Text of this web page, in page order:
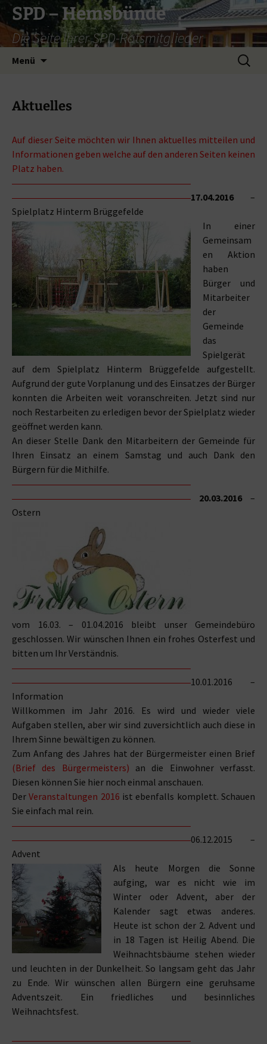
Zum
Inhalt
springen
SPD – Hemsbünde
Die Seite Ihrer SPD-Ratsmitglieder
Menü
Suche
nach:
Aktuelles
Auf dieser Seite möchten wir Ihnen aktuelles mitteilen und
Informationen geben welche auf den anderen Seiten keinen
Platz haben.
17.04.2016–
Spielplatz Hinterm Brüggefelde
In einer
Gemeinsam
en Aktion
haben
Bürger und
Mitarbeiter
der
Gemeinde
das
Spielgerät
auf dem Spielplatz Hinterm Brüggefelde aufgestellt.
Aufgrund der gute Vorplanung und des Einsatzes der Bürger
konnten die Arbeiten weit voranschreiten. Jetzt sind nur
noch Restarbeiten zu erledigen bevor der Spielplatz wieder
geöffnet werden kann.
An dieser Stelle Dank den Mitarbeitern der Gemeinde für
Ihren Einsatz an einem Samstag und auch Dank den
Bürgern für die Mithilfe.
20.03.2016–
Ostern
vom 16.03. – 01.04.2016 bleibt unser Gemeindebüro
geschlossen. Wir wünschen Ihnen ein frohes Osterfest und
bitten um Ihr Verständnis.
10.01.2016 –
Information
Willkommen im Jahr 2016. Es wird und wieder viele
Aufgaben stellen, aber wir sind zuversichtlich auch diese in
Ihrem Sinne bewältigen zu können.
Zum Anfang des Jahres hat der Bürgermeister einen Brief
(Brief des Bürgermeisters) an die Einwohner verfasst.
Diesen können Sie hier noch einmal anschauen.
DerVeranstaltungen 2016 ist ebenfalls komplett. Schauen
Sie einfach mal rein.
06.12.2015 –
Advent
Als heute Morgen die Sonne
aufging, war es nicht wie im
Winter oder Advent, aber der
Kalender sagt etwas anderes.
Heute ist schon der 2. Advent und
in 18 Tagen ist Heilig Abend. Die
Weihnachtsbäume stehen wieder
und leuchten in der Dunkelheit. So langsam geht das Jahr
zu Ende. Wir wünschen allen Bürgern eine geruhsame
Adventszeit. Ein friedliches und besinnliches
Weihnachtsfest.